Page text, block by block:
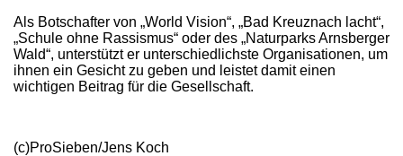
Als Botschafter von „World Vision“, „Bad Kreuznach lacht“,
„Schule ohne Rassismus“ oder des „Naturparks Arnsberger
Wald“, unterstützt er unterschiedlichste Organisationen, um
ihnen ein Gesicht zu geben und leistet damit einen
wichtigen Beitrag für die Gesellschaft.
(c)ProSieben/Jens Koch